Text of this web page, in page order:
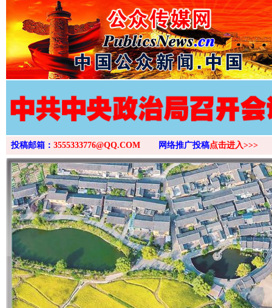
投稿邮箱： 3555333776@QQ.COM 网络推广投稿点击进入>>>